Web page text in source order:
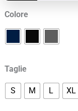
Colore
Taglie
S M L XL